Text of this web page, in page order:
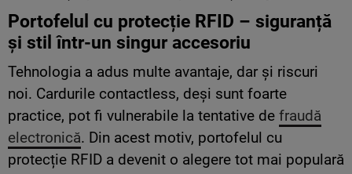
Portofelul cu protecție RFID – siguranță
și stil într-un singur accesoriu
Tehnologia a adus multe avantaje, dar și riscuri
noi. Cardurile contactless, deși sunt foarte
practice, pot fi vulnerabile la tentative de fraudă
electronică. Din acest motiv, portofelul cu
protecție RFID a devenit o alegere tot mai populară